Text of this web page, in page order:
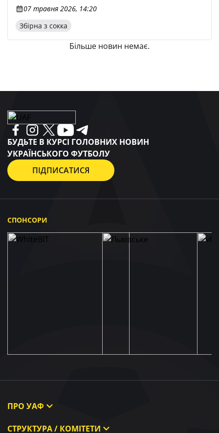
07 травня 2026, 14:20
Збірна з сокка
Більше новин немає.
БУДЬТЕ В КУРСІ ГОЛОВНИХ НОВИН
УКРАЇНСЬКОГО ФУТБОЛУ
ПІДПИСАТИСЯ
СПОНСОРИ
ПРО УАФ
Про УАФ
СТРУКТУРА / КОМІТЕТИ